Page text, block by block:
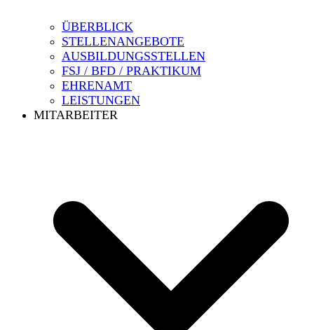
ÜBERBLICK
STELLENANGEBOTE
AUSBILDUNGSSTELLEN
FSJ / BFD / PRAKTIKUM
EHRENAMT
LEISTUNGEN
MITARBEITER